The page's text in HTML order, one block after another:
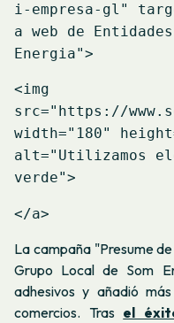
i-empresa-gl"
a web de
Energia">
<img
src="https://
width="180"
alt="Utilizamos
verde">
</a>
La campaña "Presume
Grupo Local de Som
adhesivos y añadió
comercios. Tras el